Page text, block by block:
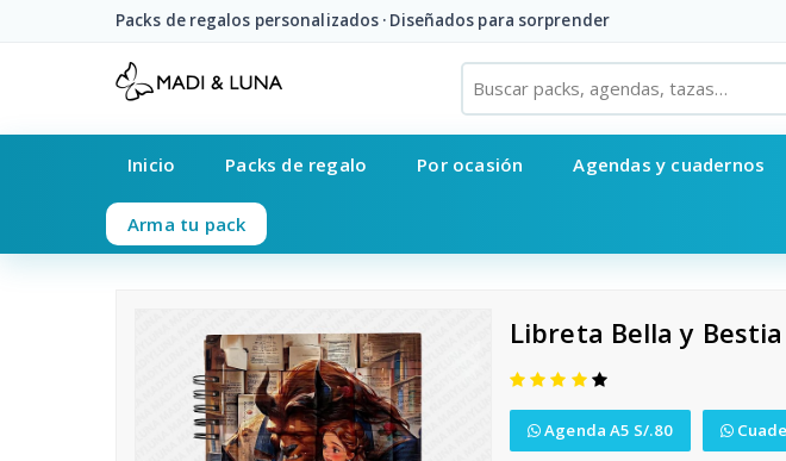
Packs de regalos personalizados · Diseñados para sorprender
Inicio Packs de regalo Por ocasión Agendas y cuadernos
Arma tu pack
Libreta Bella y Bestia
Agenda A5 S/.80